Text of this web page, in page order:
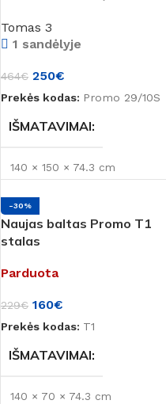
Tomas 3
1 sandėlyje
464€ 250€
Prekės kodas: Promo 29/10S
IŠMATAVIMAI
140 × 150 × 74.3 cm
-30%
Naujas baltas Promo T1
stalas
Parduota
229€ 160€
Prekės kodas: T1
IŠMATAVIMAI
140 × 70 × 74.3 cm